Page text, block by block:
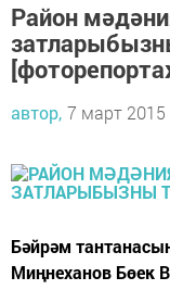
Район
автор, 7 март 2015
Бәйрәм
Миңнеханов Бөек